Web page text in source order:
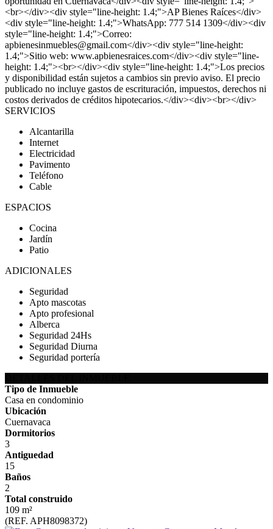
<br></div><div style="line-height: 1.4;">AP Bienes Raíces</div>
<div style="line-height: 1.4;">WhatsApp: 777 514 1309</div><div
style="line-height: 1.4;">Correo:
apbienesinmuebles@gmail.com</div><div style="line-height:
1.4;">Sitio web: www.apbienesraices.com</div><div style="line-
height: 1.4;"><br></div><div style="line-height: 1.4;">Los precios
y disponibilidad están sujetos a cambios sin previo aviso. El precio
publicado no incluye gastos de escrituración, impuestos, derechos ni
costos derivados de créditos hipotecarios.</div><div><br></div>
SERVICIOS
Alcantarilla
Internet
Electricidad
Pavimento
Teléfono
Cable
ESPACIOS
Cocina
Jardín
Patio
ADICIONALES
Seguridad
Apto mascotas
Apto profesional
Alberca
Seguridad 24Hs
Seguridad Diurna
Seguridad portería
Tipo de Inmueble
Casa en condominio
Ubicación
Cuernavaca
Dormitorios
3
Antiguedad
15
Baños
2
Total construido
109 m²
(REF. APH8098372)